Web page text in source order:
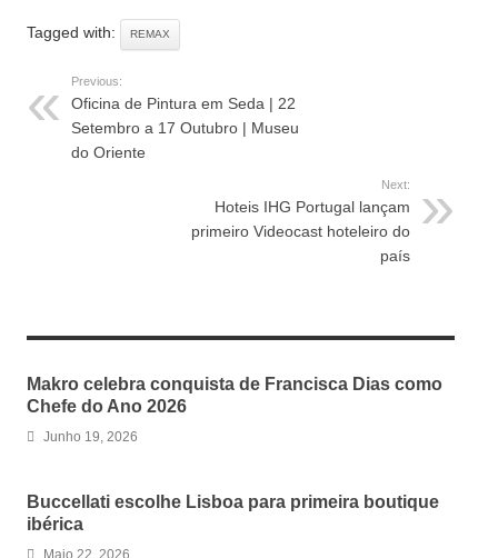
Tagged with: REMAX
Previous:
Oficina de Pintura em Seda | 22
Setembro a 17 Outubro | Museu
do Oriente
Next:
Hoteis IHG Portugal lançam
primeiro Videocast hoteleiro do
país
Makro celebra conquista de Francisca Dias como
Chefe do Ano 2026
Junho 19, 2026
Buccellati escolhe Lisboa para primeira boutique
ibérica
Maio 22, 2026